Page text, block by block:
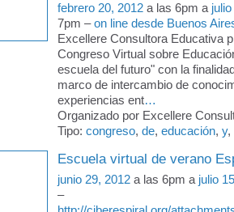
febrero 20, 2012 a las 6pm a
7pm –on line desde Buenos
Excellere Consultora Educativa
Congreso Virtual sobre
escuela del futuro" con la
marco de intercambio de
experiencias ent…
Organizado por Excellere
Tipo: congreso, de, educación, y,
Escuela virtual de verano
junio 29, 2012 a las 6pm a julio
–